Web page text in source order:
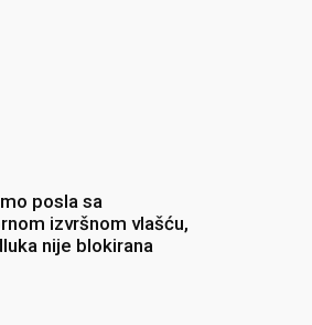
posla sa
izvršnom vlašću,
nije blokirana